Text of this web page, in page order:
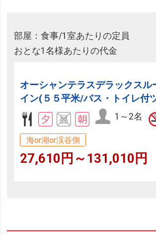
部屋：食事/1室あたりの定員
おとな1名様あたりの代金
オーシャンテラスデラックスル
イン(５５平米/バス・トイレ付
1～2名
海or湖or渓谷側
27,610円～131,010円